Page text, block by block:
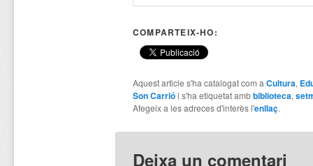
COMPARTEIX-HO:
Aquest article s'ha catalogat com aCultura,
Son Carriói s'ha etiquetat ambbiblioteca,
Afegeix a les adreces d'interès l'enllaç.
Deixa un comentari